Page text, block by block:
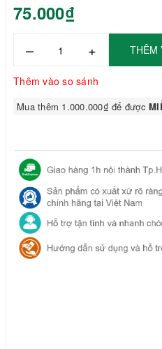
75.000₫
– + THÊM
Thêm vào so sánh
Mua thêm 1.000.000₫ để được